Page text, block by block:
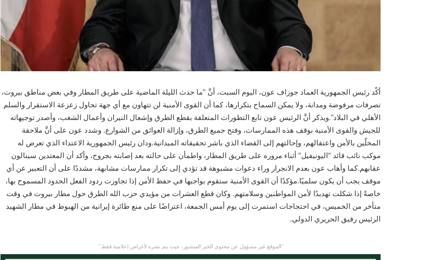
أكّد رئيس الجمهورية العماد جوزاف عون، اليوم السبت، أنَّ “ما حدث الليلة الماضية على طريق المطار وفي بعض مناطق بيروت،
تصرفات مرفوضة ومدانة، ولا يمكن السماح بتكرارها، كما أن القوى الأمنية لن تتهاون مع أي جهة تحاول زعزعة الاستقرار والسلم
الأهلي في البلاد”.ويذكر أنَّ الرئيس عون تابع التطورات المتعلقة بقطع الطرق وإشعال النيران وأعمال الشغب، وأصدر توجيهاته
للجيش والقوى الأمنية بوقف هذه الممارسات، وفتح جميع الطرق، وإزالة العوائق من الشوارع. وشدد عون على أنَّ ملاحقة
المخلّين بالأمن واعتقالهم، وإحالتهم إلى القضاء الذي باشر تحقيقاته الميدانية.ودان رئيس الجمهورية الاعتداء الذي تعرض له
موكب نائب قائد “اليونيفيل” أثناء مروره على طريق المطار، واطمأن على حالته بعد إصابته بجروح، وأكد أن المعتدين سينالون
عقابهم.كما وأهاب عون بعدم الانجرار وراء دعوات مشبوهة قد تؤدي إلى تكرار ممارسات مشابهة، مشددًا على أن التعبير عن أي
موقف يجب أن يكون سلميًا.مؤكدًا أن القوى الأمنية ستقوم بواجبها في حفظ الأمن إذا تجاوزت ردود الفعل الحدود المسموح بها،
خاصةً إذا شكلت تهديدًا لأمن المواطنين وسلامتهم. وكان قطع العشرات من مؤيدي حزب الله الطرق حول مطار بيروت في وقت
متأخر من الخميس، في احتجاجات استمرت إلى يوم أمس الجمعة، اعتراضًا على منع طائرة إيرانية من الهبوط قي مطار الشهيد
الرئيس رفيق الحريري الدولي.
“الموقع غير مسؤول عن محتوى الخبر المنشور، حيث يتم نشره لأغراض إعلامية فقط.”